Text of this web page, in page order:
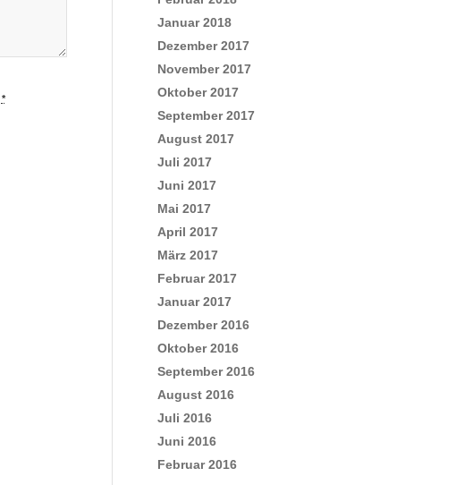
*
Januar 2018
Dezember 2017
November 2017
Oktober 2017
September 2017
August 2017
Juli 2017
Juni 2017
Mai 2017
April 2017
März 2017
Februar 2017
Januar 2017
Dezember 2016
Oktober 2016
September 2016
August 2016
Juli 2016
Juni 2016
Februar 2016